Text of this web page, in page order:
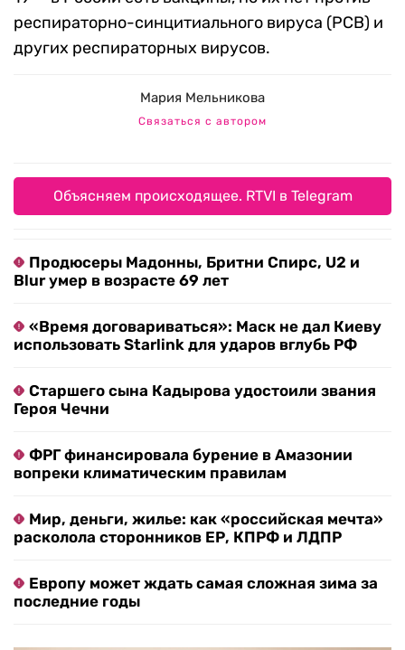
респираторно-синцитиального вируса (РСВ) и
других респираторных вирусов.
Мария Мельникова
Связаться с автором
Объясняем происходящее. RTVI в Telegram
Продюсеры Мадонны, Бритни Спирс, U2 и
Blur умер в возрасте 69 лет
«Время договариваться»: Маск не дал Киеву
использовать Starlink для ударов вглубь РФ
Старшего сына Кадырова удостоили звания
Героя Чечни
ФРГ финансировала бурение в Амазонии
вопреки климатическим правилам
Мир, деньги, жилье: как «российская мечта»
расколола сторонников ЕР, КПРФ и ЛДПР
Европу может ждать самая сложная зима за
последние годы